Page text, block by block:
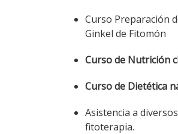
Curso Preparación
Ginkel de Fitomón
Curso de Nutrición
Curso de Dietética
Asistencia a
fitoterapia.